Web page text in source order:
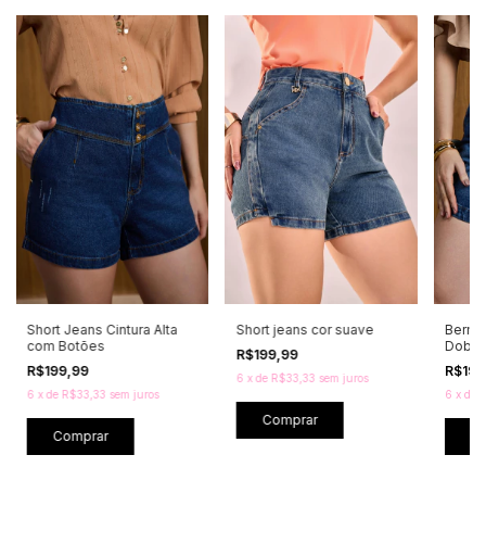
Short Jeans Cintura Alta
com Botões
R$199,99
6 xde R$33,33 sem juros
Comprar
Short jeans cor suave
R$199,99
6 xde R$33,33 sem juros
Comprar
6 x de